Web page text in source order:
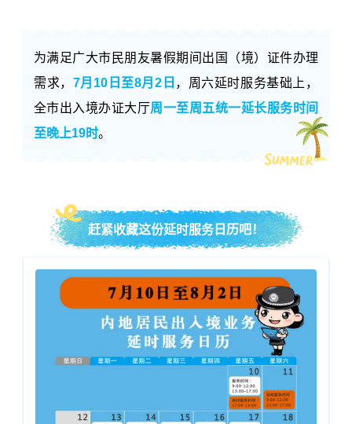
为满足广大市民朋友暑假期间出国（境）证件办理
需求， 7月10日至8月2日 ，周六延时服务基础上，
全市出入境办证大厅周一至周五统一延长服务时间
至晚上19时。
赶紧收藏这份延时服务日历吧！